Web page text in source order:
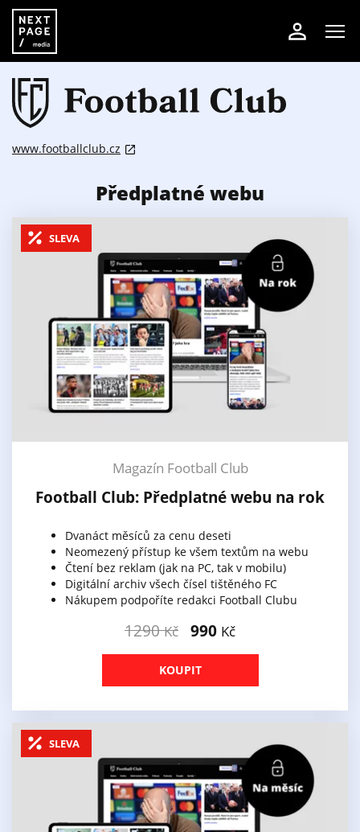
www.footballclub.cz
Předplatné webu
SLEVA
Magazín Football Club
Football Club: Předplatné webu na rok
Dvanáct měsíců za cenu deseti
Neomezený přístup ke všem textům na webu
Čtení bez reklam (jak na PC, tak v mobilu)
Digitální archiv všech čísel tištěného FC
Nákupem podpoříte redakci Football Clubu
1290Kč 990 Kč
KOUPIT
SLEVA